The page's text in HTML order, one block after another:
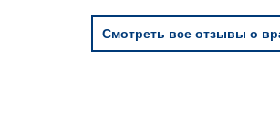
Медицинская психология
Смотреть все отзывы о